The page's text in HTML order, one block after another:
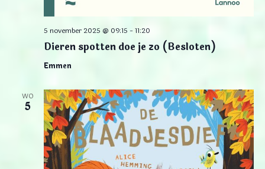
Dieren spotten doe je zo (Besloten)
5 november 2025 @ 09:15 -11:20
Emmen
WO
5